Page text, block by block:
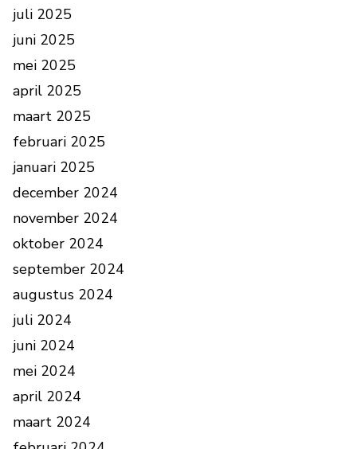
juli 2025
juni 2025
mei 2025
april 2025
maart 2025
februari 2025
januari 2025
december 2024
november 2024
oktober 2024
september 2024
augustus 2024
juli 2024
juni 2024
mei 2024
april 2024
maart 2024